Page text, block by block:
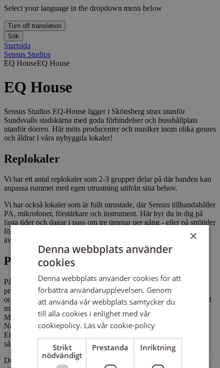
Select your language in the dropdown menu below
Turn off translation
Sök
Startsida
Sensus Studios
EQ HouseEQ House
EQ House
Sensus Studios EQ-House ligger i Skönsberg strax utanför
Sundsvalls stadskärna med goda förbindelser och busshållplats
utanför dörren. Här möts producenter och musiker inom olika genres
och åldrar i våra nybyggda lokaler!
Replokaler
Vi har ett antal replokaler som 2-3 grupper delar på där banden kan
anpassa rummet med egen utrustning utifrån sina behov.
Vi har också lokaler som är fullt utrustade, där Sensus tillhandahåller
PA, mikrofoner, förstärkare och instrument. Här hyr du in dig på
fasta tider och dagar i pass om tre timmar per gång - eller på strötider
för produktionsrep inför spelning, turné eller liknande. Här finns
även loungeyta med pentry och toaletter.
Produktionsstudios
På EQ-House finns två nybyggda och fullt utrustade mindre
produktionsstudios som lämpar sig bra för produktion, inspelning
och mix! Här bokar man sina egna pass och jobbar i en avslappnad
miljö. Rummen är utrustande med ljudkort från Universal Audio,
Monitorer från Yamaha, Dynamiska och kondensatormikrofoner,
Nord Stage 3 Piano, instrument, Midi Klaviaturer och förstärkare.
Ett av rummen har även separat rum för inspelning av till exempel
sång och andra ljudkällor.
Du som vill hyra in dig i studion får genomgå en Crash Course för
×
Denna webbplats använder
cookies
Denna webbplats använder cookies för att
förbättra användarupplevelsen. Genom
att använda vår webbplats samtycker du
till alla cookies i enlighet med vår
cookiepolicy. Läs vår cookie-policy
Strikt
nödvändigt
Prestanda Inriktning